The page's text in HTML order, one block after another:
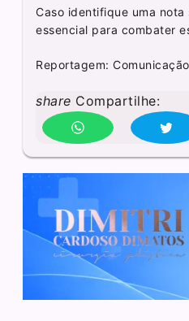
Caso identifique uma
essencial para combater
Reportagem:
share Compartilhe: